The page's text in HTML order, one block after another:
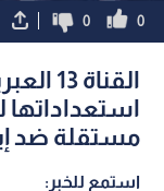
0
0
مستقلة ضد
استمع للخبر: